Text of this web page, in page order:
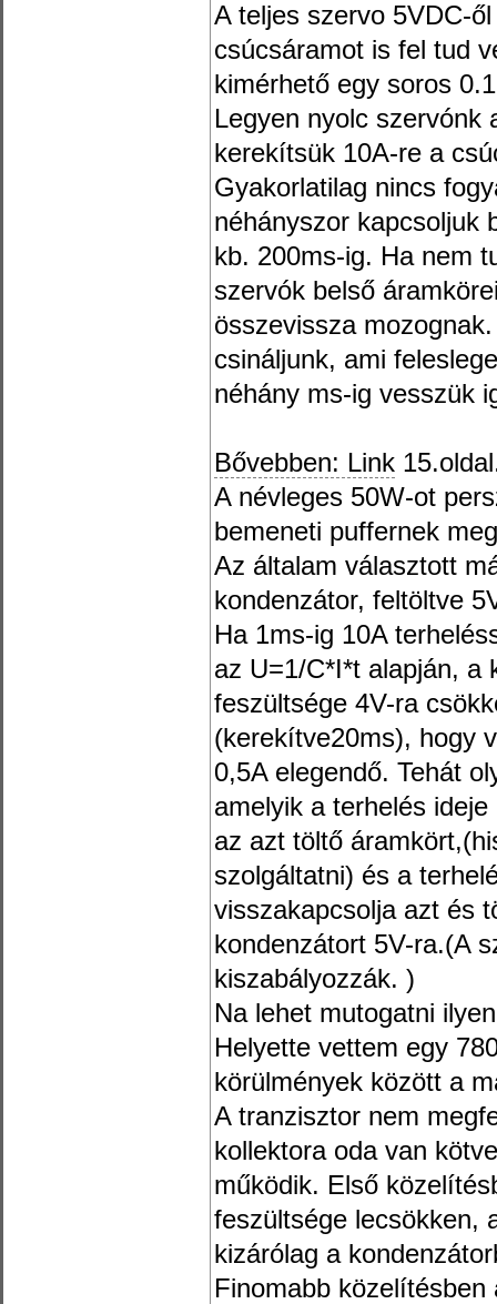
A teljes szervo 5VDC-
csúcsáramot is fel tud
kimérhető egy soros
Legyen nyolc szervónk
kerekítsük 10A-re a
Gyakorlatilag nincs
néhányszor kapcsoljuk
kb. 200ms-ig. Ha nem
szervók belső
összevissza
csináljunk, ami
néhány ms-ig vesszük
Bővebben: Link
A névleges 50W-ot
bemeneti puffernek
Az általam választott
kondenzátor, feltöltve
Ha 1ms-ig 10A
az U=1/C*I*t alapján, a
feszültsége 4V-ra
(kerekítve20ms), hogy
0,5A elegendő. Tehát
amelyik a terhelés
az azt töltő
szolgáltatni) és a
visszakapcsolja azt és
kondenzátort 5V-ra.(A
kiszabályozzák. )
Na lehet mutogatni
Helyette vettem egy
körülmények között a
A tranzisztor nem
kollektora oda van
működik. Első
feszültsége lecsökken,
kizárólag a
Finomabb